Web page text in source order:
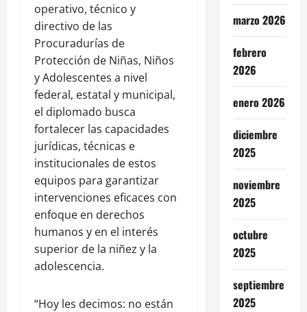
operativo, técnico y
directivo de las
Procuradurías de
Protección de Niñas, Niños
y Adolescentes a nivel
federal, estatal y municipal,
el diplomado busca
fortalecer las capacidades
jurídicas, técnicas e
institucionales de estos
equipos para garantizar
intervenciones eficaces con
enfoque en derechos
humanos y en el interés
superior de la niñez y la
adolescencia.
“Hoy les decimos: no están
marzo 2026
febrero
2026
enero 2026
diciembre
2025
noviembre
2025
octubre
2025
septiembre
2025